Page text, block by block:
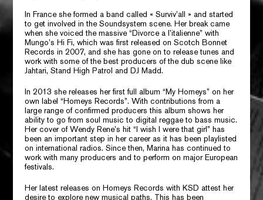
In France she formed a band called « Surviv’all » and started
to get involved in the Soundsystem scene. Her break came
when she voiced the massive “Divorce a l’italienne” with
Mungo’s Hi Fi, which was first released on Scotch Bonnet
Records in 2007, and she has gone on to release tunes and
work with some of the best producers of the dub scene like
Jahtari, Stand High Patrol and DJ Madd.
In 2013 she releases her first full album “My Homeys” on her
own label “Homeys Records”. With contributions from a
large range of confirmed producers this album shows her
ability to go from soul music to digital reggae to bass music.
Her cover of Wendy Rene’s hit “I wish I were that girl” has
been an important step in her career as it has been playlisted
on international radios. Since then, Marina has continued to
work with many producers and to perform on major European
festivals.
Her latest releases on Homeys Records with KSD attest her